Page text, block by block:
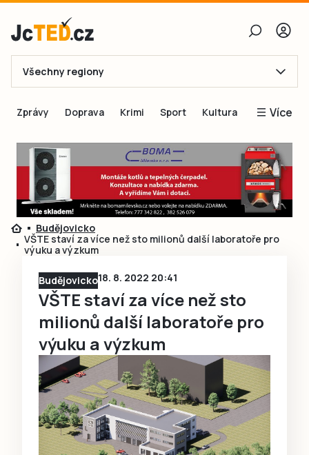
E-mail
Obnovit heslo
Přihlásit se
Přihlásit se přes Facebook
Ještě nemám účet, chci se
Všechny regiony
Zprávy Doprava Krimi Sport Kultura Více
Blogy
Inspirace
Čtenáři píší
Speciální přílohy
Budějovicko
VŠTE staví za více než sto milionů další laboratoře pro
výuku a výzkum
Budějovicko18. 8. 2022 20:41
VŠTE staví za více než sto
milionů další laboratoře pro
výuku a výzkum